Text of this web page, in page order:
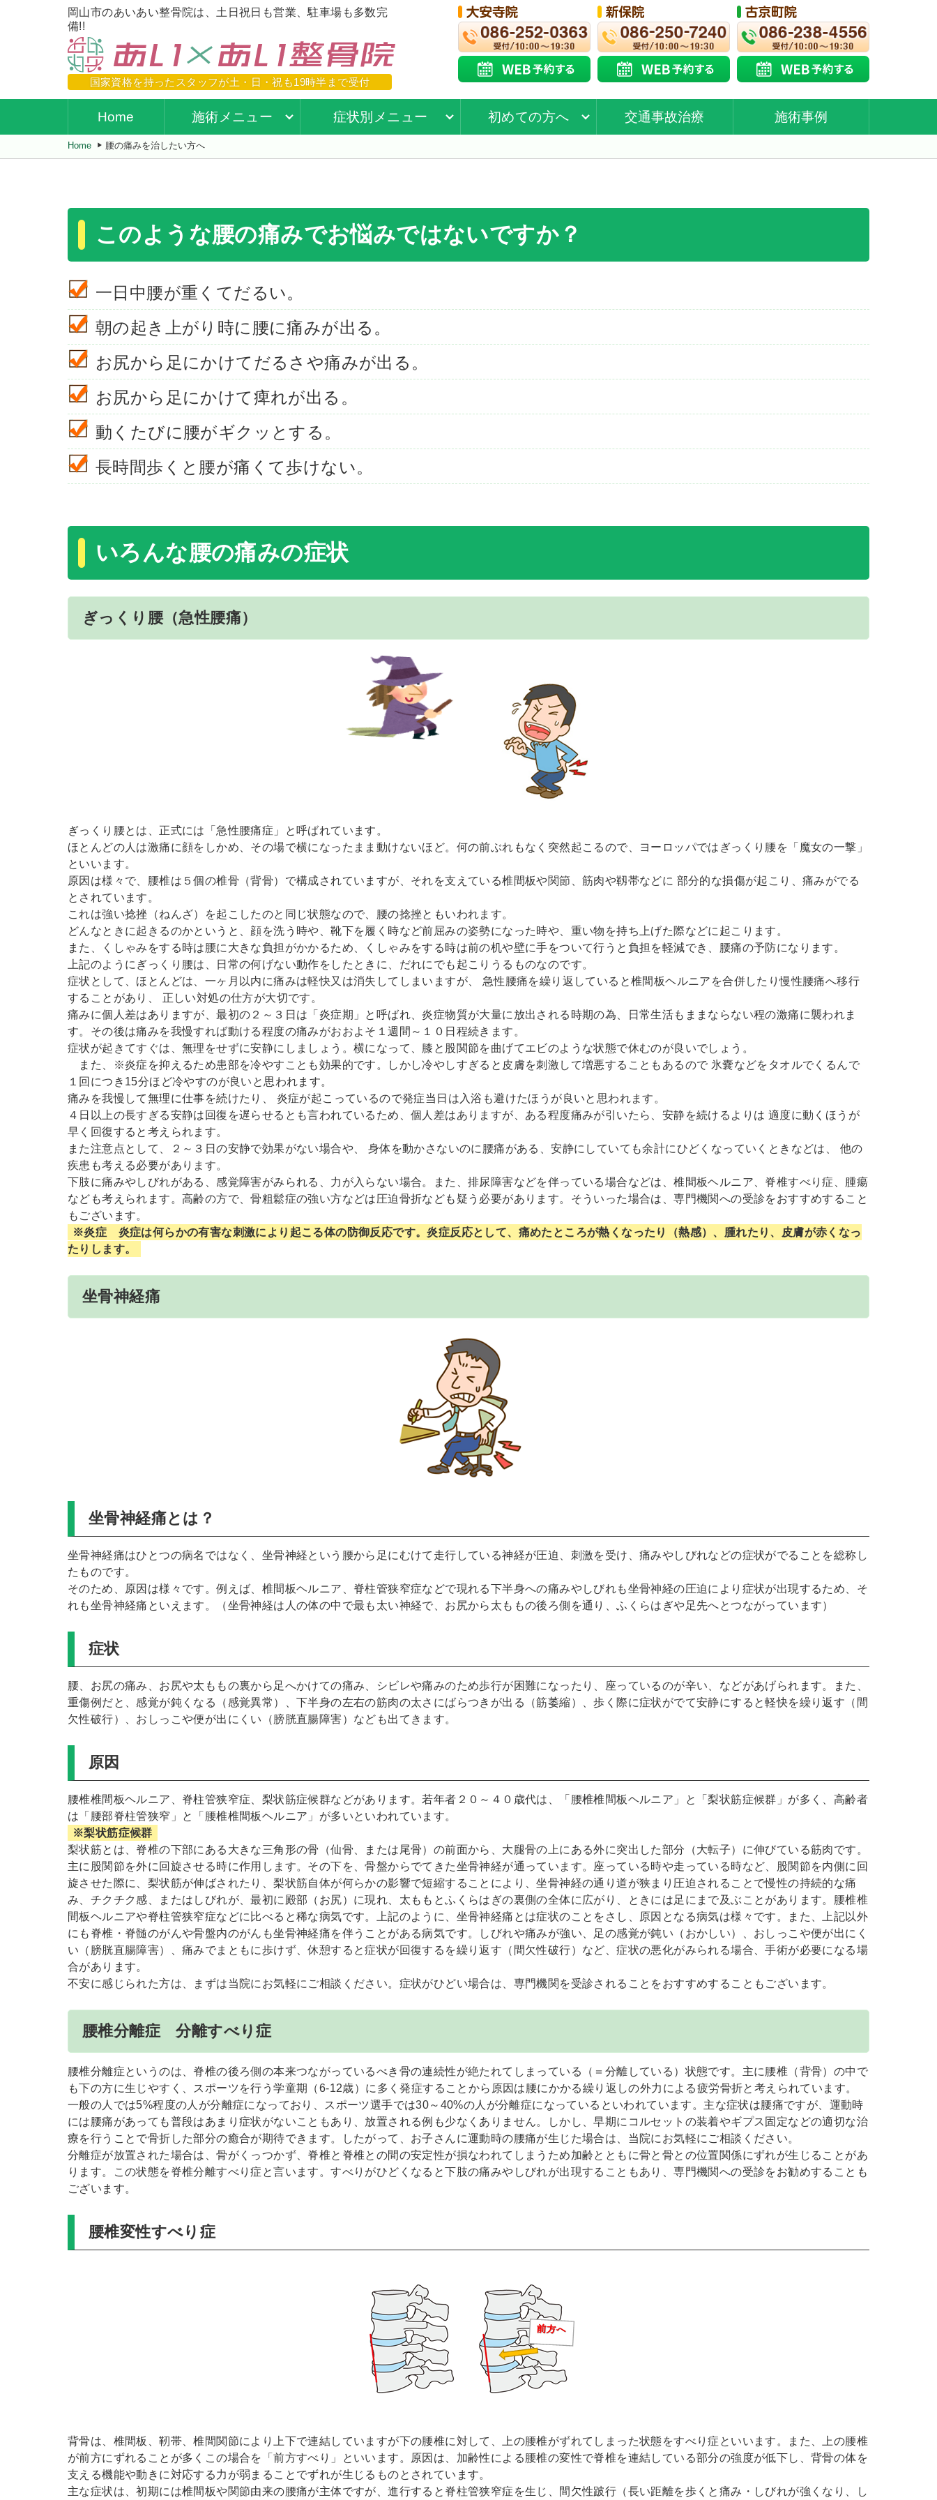
岡山市のあいあい整骨院は、土日祝日も営業、駐車場も多数完
備!!
国家資格を持ったスタッフが土・日・祝も19時半まで受付
Home 施術メニュー 症状別メニュー 初めての方へ 交通事故治療 施術事例
Home 腰の痛みを治したい方へ
このような腰の痛みでお悩みではないですか？
一日中腰が重くてだるい。
朝の起き上がり時に腰に痛みが出る。
お尻から足にかけてだるさや痛みが出る。
お尻から足にかけて痺れが出る。
動くたびに腰がギクッとする。
長時間歩くと腰が痛くて歩けない。
いろんな腰の痛みの症状
ぎっくり腰（急性腰痛）
ぎっくり腰とは、正式には「急性腰痛症」と呼ばれています。
ほとんどの人は激痛に顔をしかめ、その場で横になったまま動けないほど。何の前ぶれもなく突然起こるので、ヨーロッパではぎっくり腰を「魔女の一撃」
といいます。
原因は様々で、腰椎は５個の椎骨（背骨）で構成されていますが、それを支えている椎間板や関節、筋肉や靱帯などに 部分的な損傷が起こり、痛みがでる
とされています。
これは強い捻挫（ねんざ）を起こしたのと同じ状態なので、腰の捻挫ともいわれます。
どんなときに起きるのかというと、顔を洗う時や、靴下を履く時など前屈みの姿勢になった時や、重い物を持ち上げた際などに起こります。
また、くしゃみをする時は腰に大きな負担がかかるため、くしゃみをする時は前の机や壁に手をついて行うと負担を軽減でき、腰痛の予防になります。
上記のようにぎっくり腰は、日常の何げない動作をしたときに、だれにでも起こりうるものなのです。
症状として、ほとんどは、一ヶ月以内に痛みは軽快又は消失してしまいますが、 急性腰痛を繰り返していると椎間板ヘルニアを合併したり慢性腰痛へ移行
することがあり、 正しい対処の仕方が大切です。
痛みに個人差はありますが、最初の２～３日は「炎症期」と呼ばれ、炎症物質が大量に放出される時期の為、日常生活もままならない程の激痛に襲われま
す。その後は痛みを我慢すれば動ける程度の痛みがおおよそ１週間～１０日程続きます。
症状が起きてすぐは、無理をせずに安静にしましょう。横になって、膝と股関節を曲げてエビのような状態で休むのが良いでしょう。
また、※炎症を抑えるため患部を冷やすことも効果的です。しかし冷やしすぎると皮膚を刺激して増悪することもあるので 氷嚢などをタオルでくるんで
１回につき15分ほど冷やすのが良いと思われます。
痛みを我慢して無理に仕事を続けたり、 炎症が起こっているので発症当日は入浴も避けたほうが良いと思われます。
４日以上の長すぎる安静は回復を遅らせるとも言われているため、個人差はありますが、ある程度痛みが引いたら、安静を続けるよりは 適度に動くほうが
早く回復すると考えられます。
また注意点として、２～３日の安静で効果がない場合や、 身体を動かさないのに腰痛がある、安静にしていても余計にひどくなっていくときなどは、 他の
疾患も考える必要があります。
下肢に痛みやしびれがある、感覚障害がみられる、力が入らない場合。また、排尿障害などを伴っている場合などは、椎間板ヘルニア、脊椎すべり症、腫瘍
なども考えられます。高齢の方で、骨粗鬆症の強い方などは圧迫骨折なども疑う必要があります。そういった場合は、専門機関への受診をおすすめすること
もございます。
※炎症 炎症は何らかの有害な刺激により起こる体の防御反応です。炎症反応として、痛めたところが熱くなったり（熱感）、腫れたり、皮膚が赤くなっ
たりします。
坐骨神経痛
坐骨神経痛とは？
坐骨神経痛はひとつの病名ではなく、坐骨神経という腰から足にむけて走行している神経が圧迫、刺激を受け、痛みやしびれなどの症状がでることを総称し
たものです。
そのため、原因は様々です。例えば、椎間板ヘルニア、脊柱管狭窄症などで現れる下半身への痛みやしびれも坐骨神経の圧迫により症状が出現するため、そ
れも坐骨神経痛といえます。（坐骨神経は人の体の中で最も太い神経で、お尻から太ももの後ろ側を通り、ふくらはぎや足先へとつながっています）
症状
腰、お尻の痛み、お尻や太ももの裏から足へかけての痛み、シビレや痛みのため歩行が困難になったり、座っているのが辛い、などがあげられます。また、
重傷例だと、感覚が鈍くなる（感覚異常）、下半身の左右の筋肉の太さにばらつきが出る（筋萎縮）、歩く際に症状がでて安静にすると軽快を繰り返す（間
欠性破行）、おしっこや便が出にくい（膀胱直腸障害）なども出てきます。
原因
腰椎椎間板ヘルニア、脊柱管狭窄症、梨状筋症候群などがあります。若年者２０～４０歳代は、「腰椎椎間板ヘルニア」と「梨状筋症候群」が多く、高齢者
は「腰部脊柱管狭窄」と「腰椎椎間板ヘルニア」が多いといわれています。
※梨状筋症候群
梨状筋とは、脊椎の下部にある大きな三角形の骨（仙骨、または尾骨）の前面から、大腿骨の上にある外に突出した部分（大転子）に伸びている筋肉です。
主に股関節を外に回旋させる時に作用します。その下を、骨盤からでてきた坐骨神経が通っています。座っている時や走っている時など、股関節を内側に回
旋させた際に、梨状筋が伸ばされたり、梨状筋自体が何らかの影響で短縮することにより、坐骨神経の通り道が狭まり圧迫されることで慢性の持続的な痛
み、チクチク感、またはしびれが、最初に殿部（お尻）に現れ、太ももとふくらはぎの裏側の全体に広がり、ときには足にまで及ぶことがあります。腰椎椎
間板ヘルニアや脊柱管狭窄症などに比べると稀な病気です。上記のように、坐骨神経痛とは症状のことをさし、原因となる病気は様々です。また、上記以外
にも脊椎・脊髄のがんや骨盤内のがんも坐骨神経痛を伴うことがある病気です。しびれや痛みが強い、足の感覚が鈍い（おかしい）、おしっこや便が出にく
い（膀胱直腸障害）、痛みでまともに歩けず、休憩すると症状が回復するを繰り返す（間欠性破行）など、症状の悪化がみられる場合、手術が必要になる場
合があります。
不安に感じられた方は、まずは当院にお気軽にご相談ください。症状がひどい場合は、専門機関を受診されることをおすすめすることもございます。
腰椎分離症 分離すべり症
腰椎分離症というのは、脊椎の後ろ側の本来つながっているべき骨の連続性が絶たれてしまっている（＝分離している）状態です。主に腰椎（背骨）の中で
も下の方に生じやすく、スポーツを行う学童期（6-12歳）に多く発症することから原因は腰にかかる繰り返しの外力による疲労骨折と考えられています。
一般の人では5%程度の人が分離症になっており、スポーツ選手では30～40%の人が分離症になっているといわれています。主な症状は腰痛ですが、運動時
には腰痛があっても普段はあまり症状がないこともあり、放置される例も少なくありません。しかし、早期にコルセットの装着やギプス固定などの適切な治
療を行うことで骨折した部分の癒合が期待できます。したがって、お子さんに運動時の腰痛が生じた場合は、当院にお気軽にご相談ください。
分離症が放置された場合は、骨がくっつかず、脊椎と脊椎との間の安定性が損なわれてしまうため加齢とともに骨と骨との位置関係にずれが生じることがあ
ります。この状態を脊椎分離すべり症と言います。すべりがひどくなると下肢の痛みやしびれが出現することもあり、専門機関への受診をお勧めすることも
ございます。
腰椎変性すべり症
背骨は、椎間板、靭帯、椎間関節により上下で連結していますが下の腰椎に対して、上の腰椎がずれてしまった状態をすべり症といいます。また、上の腰椎
が前方にずれることが多くこの場合を「前方すべり」といいます。原因は、加齢性による腰椎の変性で脊椎を連結している部分の強度が低下し、背骨の体を
支える機能や動きに対応する力が弱まることでずれが生じるものとされています。
主な症状は、初期には椎間板や関節由来の腰痛が主体ですが、進行すると脊柱管狭窄症を生じ、間欠性跛行（長い距離を歩くと痛み・しびれが強くなり、し